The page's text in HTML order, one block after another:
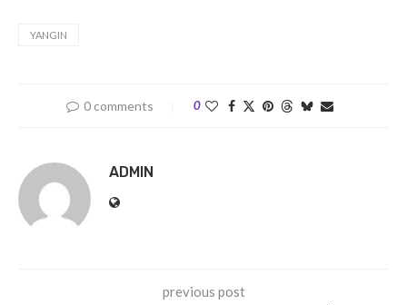
YANGIN
0 comments 0
ADMIN
previous post